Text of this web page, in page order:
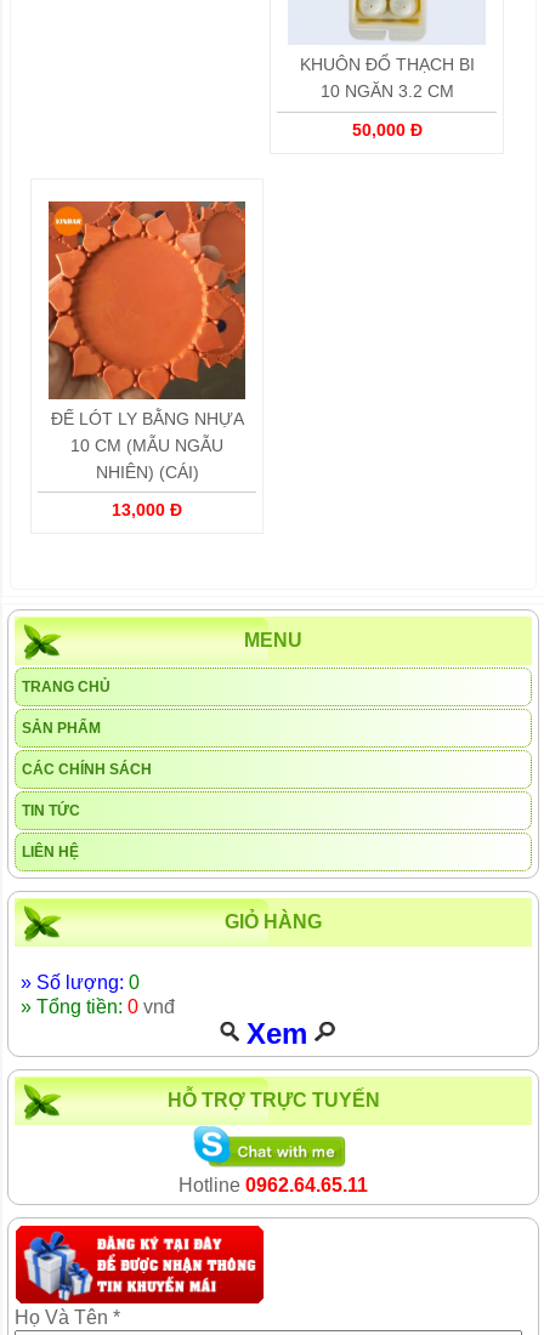
KHUÔN ĐỔ THẠCH BI
10 NGĂN 3.2 CM
50,000 Đ
ĐẾ LÓT LY BẰNG NHỰA
10 CM (MẪU NGẪU
NHIÊN) (CÁI)
13,000 Đ
MENU
TRANG CHỦ
SẢN PHẨM
CÁC CHÍNH SÁCH
TIN TỨC
LIÊN HỆ
GIỎ HÀNG
» Số lượng: 0
» Tổng tiền: 0 vnđ
Xem
HỖ TRỢ TRỰC TUYẾN
Hotline 0962.64.65.11
Họ Và Tên *